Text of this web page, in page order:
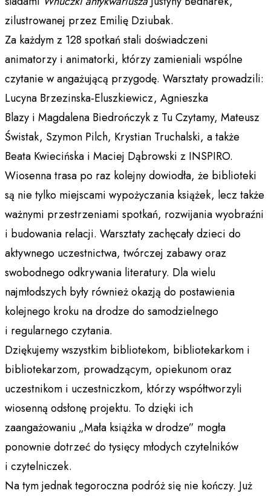
zilustrowanej przez Emilię Dziubak.
Za każdym z 128 spotkań stali doświadczeni
animatorzy i animatorki, którzy zamieniali wspólne
czytanie w angażującą przygodę. Warsztaty prowadzili:
Lucyna Brzezinska-Eluszkiewicz, Agnieszka
Blazy i Magdalena Biedrończyk z Tu Czytamy, Mateusz
Świstak, Szymon Pilch, Krystian Truchalski, a także
Beata Kwiecińska i Maciej Dąbrowski z INSPIRO.
Wiosenna trasa po raz kolejny dowiodła, że biblioteki
są nie tylko miejscami wypożyczania książek, lecz także
ważnymi przestrzeniami spotkań, rozwijania wyobraźni
i budowania relacji. Warsztaty zachęcały dzieci do
aktywnego uczestnictwa, twórczej zabawy oraz
swobodnego odkrywania literatury. Dla wielu
najmłodszych były również okazją do postawienia
kolejnego kroku na drodze do samodzielnego
i regularnego czytania.
Dziękujemy wszystkim bibliotekom, bibliotekarkom i
bibliotekarzom, prowadzącym, opiekunom oraz
uczestnikom i uczestniczkom, którzy współtworzyli
wiosenną odsłonę projektu. To dzięki ich
zaangażowaniu „Mała książka w drodze” mogła
ponownie dotrzeć do tysięcy młodych czytelników
i czytelniczek.
Na tym jednak tegoroczna podróż się nie kończy. Już